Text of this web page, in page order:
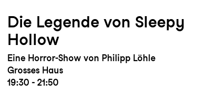
Die Legende von Sleepy
Hollow
Eine Horror-Show von Philipp Löhle
Grosses Haus
19:30 - 21:50